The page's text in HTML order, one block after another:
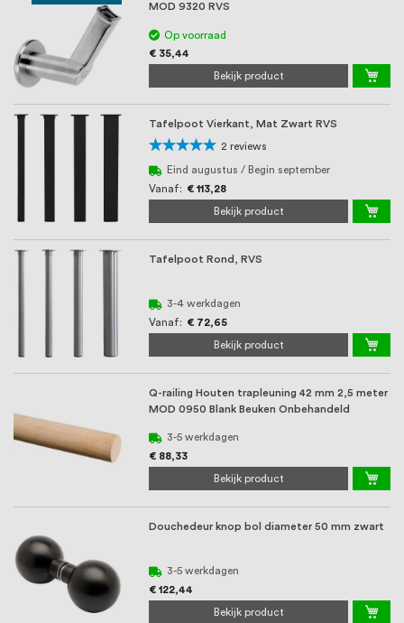
MOD 9320 RVS
Op voorraad
€ 35,44
Bekijk product
Tafelpoot Vierkant, Mat Zwart RVS
Waardering:
100%
2 reviews
Eind augustus / Begin september
Vanaf
€ 113,28
Bekijk product
Tafelpoot Rond, RVS
3-4 werkdagen
Vanaf
€ 72,65
Bekijk product
Q-railing Houten trapleuning 42 mm 2,5 meter
MOD 0950 Blank Beuken Onbehandeld
3-5 werkdagen
€ 88,33
Bekijk product
Douchedeur knop bol diameter 50 mm zwart
3-5 werkdagen
€ 122,44
Bekijk product